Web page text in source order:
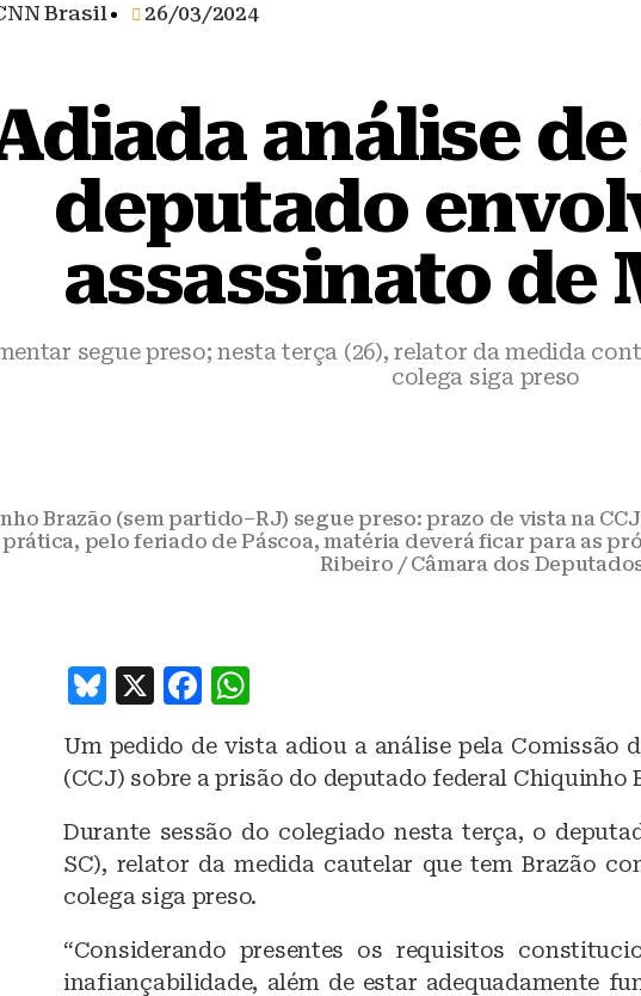
Brasil 26/03/2024
análise
deputado
assassinato de
segue preso; nesta terça (26), relator da medida
colega siga preso
Brazão (sem partido–RJ) segue preso: prazo de vista na
prática, pelo feriado de Páscoa, matéria deverá ficar para as
Ribeiro / Câmara dos
B
e
s
k
y
X
F
c
e
b
o
o
k
at
s
A
p
p
Um pedido de vista adiou a análise pela Comissão
(CCJ) sobre a prisão do deputado federal Chiquinho
Durante sessão do colegiado nesta terça, o
SC), relator da medida cautelar que tem Brazão
colega siga preso.
“Considerando presentes os requisitos
inafiançabilidade, além de estar adequadamente